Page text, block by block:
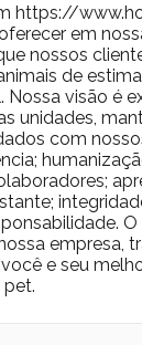
https://
em
nossos
de
Nossa visão é
unidades,
com
O
empresa,
e seu